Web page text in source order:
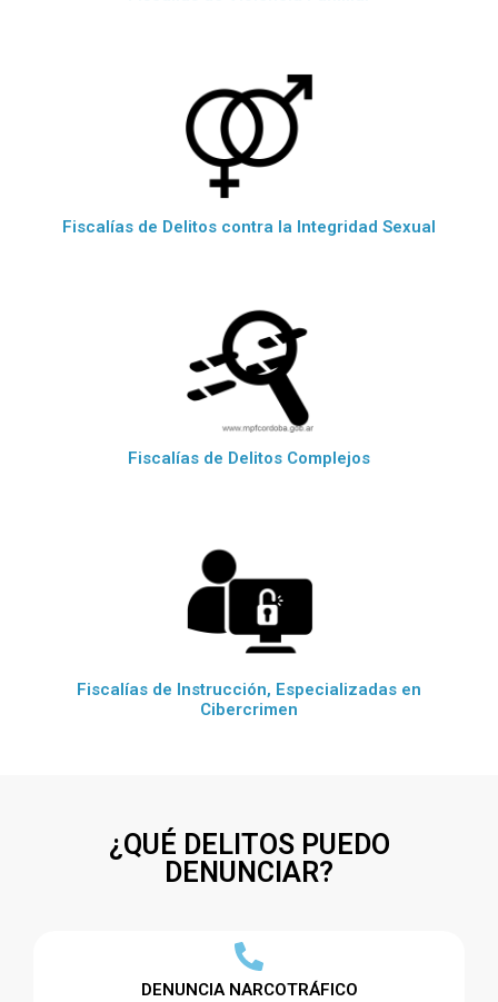
Fiscalías de Delitos contra la Integridad Sexual
Fiscalías de Delitos Complejos
Fiscalías de Instrucción, Especializadas en
Cibercrimen
¿QUÉ DELITOS PUEDO
DENUNCIAR?
DENUNCIA NARCOTRÁFICO